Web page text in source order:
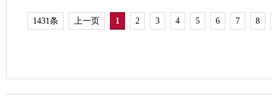
1431条 上一页 1 2 3 4 5 6 7 8